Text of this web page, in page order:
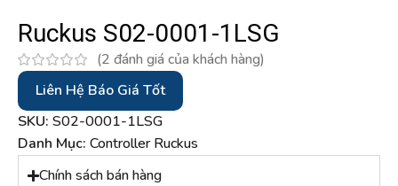
Ruckus S02-0001-1LSG
(2 đánh giá của khách hàng)
Liên Hệ Báo Giá Tốt
SKU: S02-0001-1LSG
Danh Mục: Controller Ruckus
Chính sách bán hàng